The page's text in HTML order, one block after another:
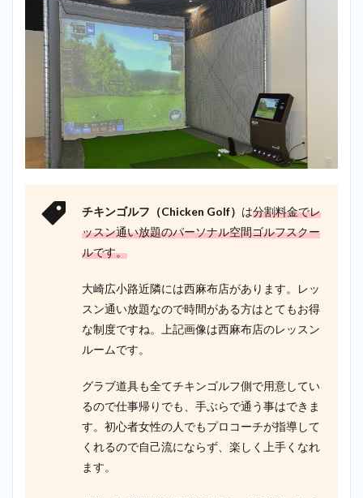
チキンゴルフ（Chicken Golf） は分割料金でレ
ッスン通い放題のパーソナル空間ゴルフスクー
ルです。
大崎広小路近隣には西麻布店があります。レッ
スン通い放題なので時間がある方はとてもお得
な制度ですね。上記画像は西麻布店のレッスン
ルームです。
グラブ道具も全てチキンゴルフ側で用意してい
るので仕事帰りでも、手ぶらで通う事はできま
す。初心者女性の人でもプロコーチが指導して
くれるので自己流にならず、楽しく上手くなれ
ます。